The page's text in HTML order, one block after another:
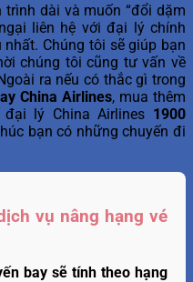
dài và muốn “đổi dặm
liên hệ với đại lý chính
Chúng tôi sẽ giúp bạn
chúng tôi cũng tư vấn về
ra nếu có thắc gì trong
China Airlines, mua thêm
lý China Airlines 1900
bạn có những chuyến đi
vụ nâng hạng vé
bay sẽ tính theo hạng